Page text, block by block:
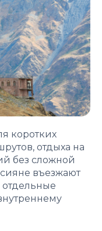
коротких
отдыха на
без сложной
въезжают
отдельные